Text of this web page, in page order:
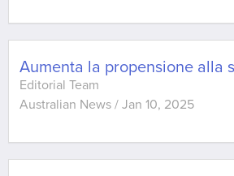
Aumenta la propensione
Editorial Team
Australian News / Jan 10, 2025